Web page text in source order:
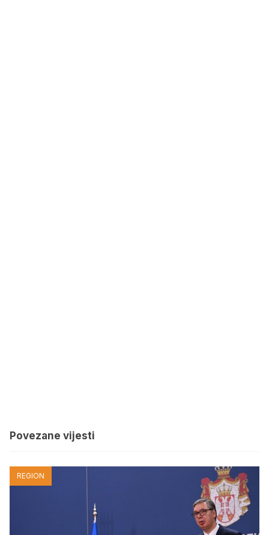
Povezane vijesti
REGION